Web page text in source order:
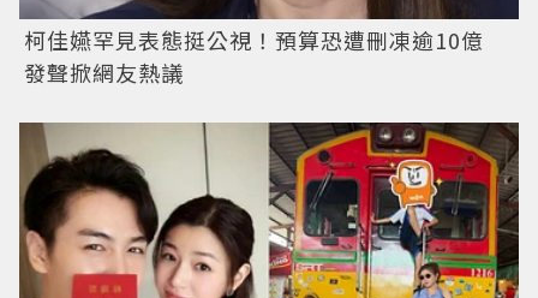
柯佳嬿罕見表態挺公視！預算恐遭刪凍逾10億
發聲掀網友熱議